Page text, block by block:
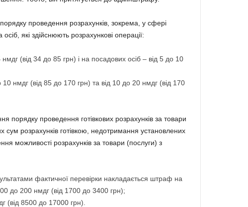
проведення розрахунків, зокрема, у сфері
які здійснюють розрахункові операції:
(від 34 до 85 грн) і на посадових осіб – від 5 до 10
нмдг (від 85 до 170 грн) та від 10 до 20 нмдг (від 170
порядку проведення готівкових розрахунків за товари
розрахунків готівкою, недотримання установлених
можливості розрахунків за товари (послуги) з
фактичної перевірки накладається штраф на
до 200 нмдг (від 1700 до 3400 грн);
(від 8500 до 17000 грн).